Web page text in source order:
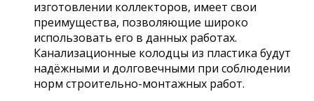
изготовлении коллекторов, имеет свои
преимущества, позволяющие широко
использовать его в данных работах.
Канализационные колодцы из пластика будут
надёжными и долговечными при соблюдении
норм строительно-монтажных работ.